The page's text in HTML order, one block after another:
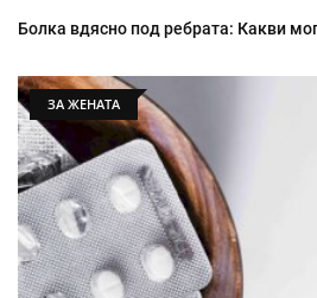
Болка вдясно под ребрата: Какви
ЗА ЖЕНАТА